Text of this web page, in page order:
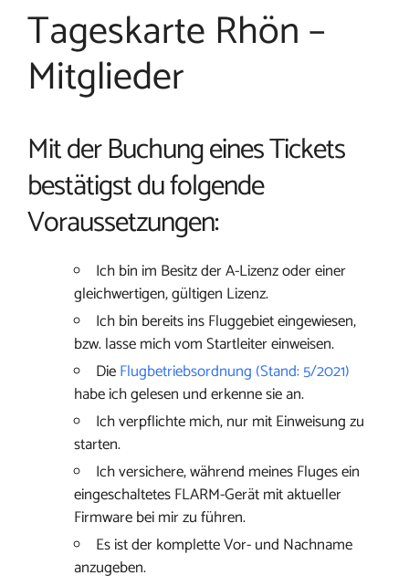
Tageskarte Rhön –
Mitglieder
Mit der Buchung eines Tickets
bestätigst du folgende
Voraussetzungen:
Ich bin im Besitz der A-Lizenz oder einer
gleichwertigen, gültigen Lizenz.
Ich bin bereits ins Fluggebiet eingewiesen,
bzw. lasse mich vom Startleiter einweisen.
DieFlugbetriebsordnung (Stand: 5/2021)
habe ich gelesen und erkenne sie an.
Ich verpflichte mich, nur mit Einweisung zu
starten.
Ich versichere, während meines Fluges ein
eingeschaltetes FLARM-Gerät mit aktueller
Firmware bei mir zu führen.
Es ist der komplette Vor- und Nachname
anzugeben.